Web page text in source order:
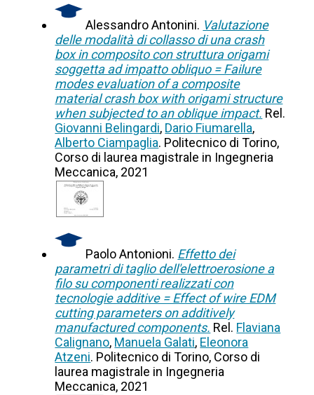
Alessandro Antonini. Valutazione
delle modalità di collasso di una crash
box in composito con struttura origami
soggetta ad impatto obliquo = Failure
modes evaluation of a composite
material crash box with origami structure
when subjected to an oblique impact. Rel.
Giovanni Belingardi, Dario Fiumarella,
Alberto Ciampaglia. Politecnico di Torino,
Corso di laurea magistrale in Ingegneria
Meccanica, 2021
Paolo Antonioni. Effetto dei
parametri di taglio dell'elettroerosione a
filo su componenti realizzati con
tecnologie additive = Effect of wire EDM
cutting parameters on additively
manufactured components. Rel. Flaviana
Calignano, Manuela Galati, Eleonora
Atzeni. Politecnico di Torino, Corso di
laurea magistrale in Ingegneria
Meccanica, 2021